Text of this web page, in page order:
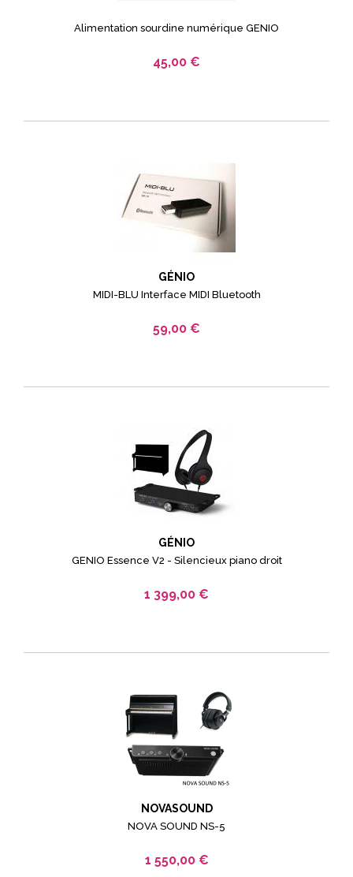
Alimentation sourdine numérique GENIO
45,00 €
GÉNIO
MIDI-BLU Interface MIDI Bluetooth
59,00 €
GÉNIO
GENIO Essence V2 - Silencieux piano droit
1 399,00 €
NOVASOUND
NOVA SOUND NS-5
1 550,00 €